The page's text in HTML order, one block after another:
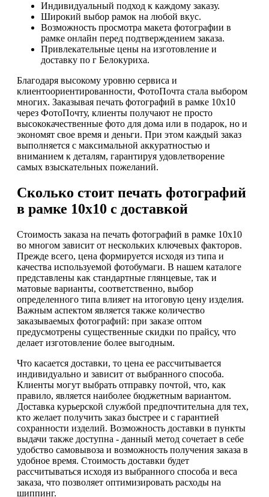
Индивидуальный подход к каждому заказу.
Широкий выбор рамок на любой вкус.
Возможность просмотра макета фотографии в
рамке онлайн перед подтверждением заказа.
Привлекательные цены на изготовление и
доставку по г Белокуриха.
Благодаря высокому уровню сервиса и
клиентоориентированности, ФотоПочта стала выбором
многих. Заказывая печать фотографий в рамке 10х10
через ФотоПочту, клиенты получают не просто
высококачественные фото для дома или в подарок, но и
экономят свое время и деньги. При этом каждый заказ
выполняется с максимальной аккуратностью и
вниманием к деталям, гарантируя удовлетворение
самых взыскательных пожеланий.
Сколько стоит печать фотографий
в рамке 10х10 с доставкой
Стоимость заказа на печать фотографий в рамке 10х10
во многом зависит от нескольких ключевых факторов.
Прежде всего, цена формируется исходя из типа и
качества используемой фотобумаги. В нашем каталоге
представлены как стандартные глянцевые, так и
матовые варианты, соответственно, выбор
определенного типа влияет на итоговую цену изделия.
Важным аспектом является также количество
заказываемых фотографий: при заказе оптом
предусмотрены существенные скидки по прайсу, что
делает изготовление более выгодным.
Что касается доставки, то цена ее рассчитывается
индивидуально и зависит от выбранного способа.
Клиенты могут выбрать отправку почтой, что, как
правило, является наиболее бюджетным вариантом.
Доставка курьерской службой предпочтительна для тех,
кто желает получить заказ быстрее и с гарантией
сохранности изделий. Возможность доставки в пункты
выдачи также доступна - данный метод сочетает в себе
удобство самовывоза и возможность получения заказа в
удобное время. Стоимость доставки будет
рассчитываться исходя из выбранного способа и веса
заказа, что позволяет оптимизировать расходы на
шиппинг.